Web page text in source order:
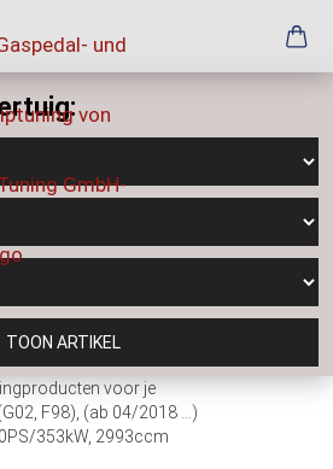
TOON ARTIKEL
voor je
F98), (ab 04/2018 ...)
353kW, 2993ccm